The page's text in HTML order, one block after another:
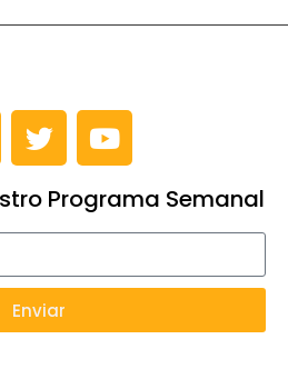
Programa Semanal
Enviar